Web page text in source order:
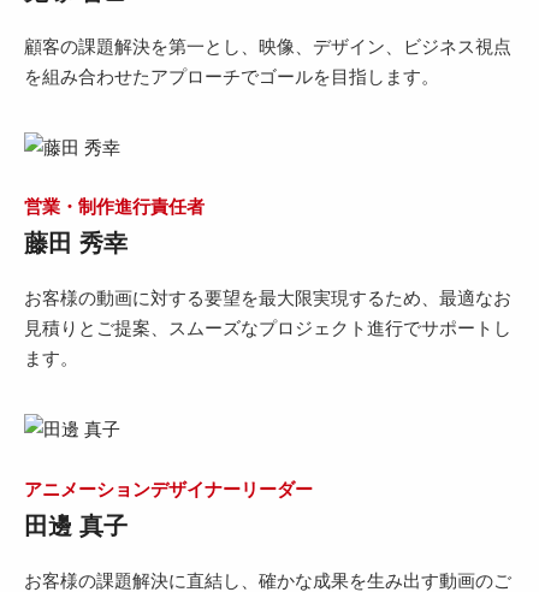
顧客の課題解決を第一とし、映像、デザイン、ビジネス視点
を組み合わせたアプローチでゴールを目指します。
営業・制作進行責任者
藤田 秀幸
お客様の動画に対する要望を最大限実現するため、最適なお
見積りとご提案、スムーズなプロジェクト進行でサポートし
ます。
アニメーションデザイナーリーダー
田邊 真子
お客様の課題解決に直結し、確かな成果を生み出す動画のご